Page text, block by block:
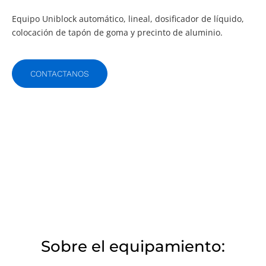
Equipo Uniblock automático, lineal, dosificador de líquido,
colocación de tapón de goma y precinto de aluminio.
CONTACTANOS
Sobre el equipamiento: